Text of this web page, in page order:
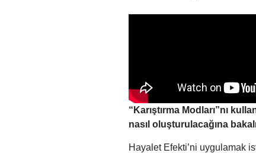
“Karıştırma Modları”nı
nasıl oluşturulacağına
Hayalet Efekti’ni uygulamak